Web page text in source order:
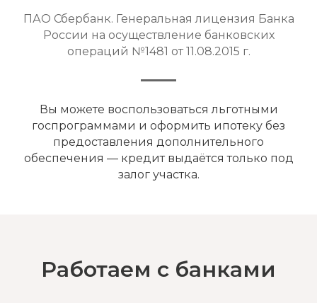
ПАО Сбербанк. Генеральная лицензия Банка
России на осуществление банковских
операций №1481 от 11.08.2015 г.
Вы можете воспользоваться льготными
госпрограммами и оформить ипотеку без
предоставления дополнительного
обеспечения — кредит выдаётся только под
залог участка.
Работаем с банками